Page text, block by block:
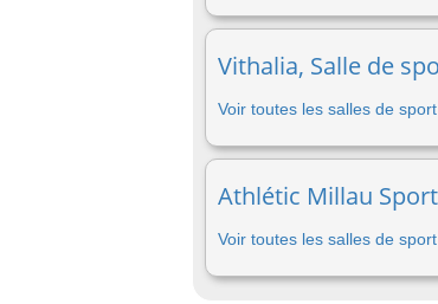
Vithalia, Salle de
Voir toutes les salles de
Athlétic Millau
Voir toutes les salles de